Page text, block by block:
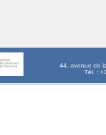
44, avenue de
Tél. :